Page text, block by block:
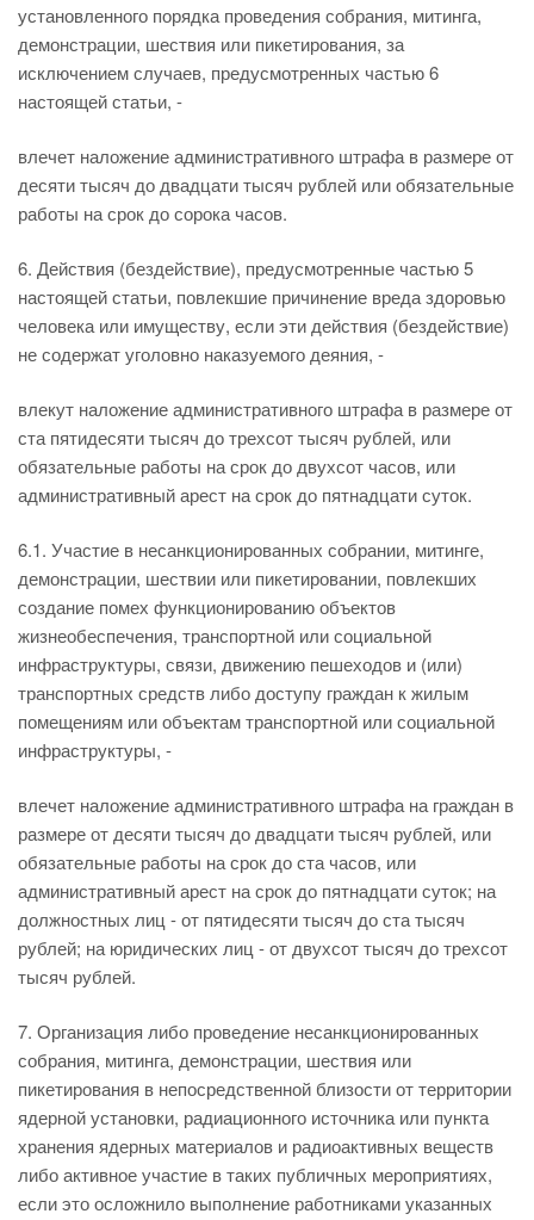
установленного порядка проведения собрания, митинга,
демонстрации, шествия или пикетирования, за
исключением случаев, предусмотренных частью 6
настоящей статьи, -
влечет наложение административного штрафа в размере от
десяти тысяч до двадцати тысяч рублей или обязательные
работы на срок до сорока часов.
6. Действия (бездействие), предусмотренные частью 5
настоящей статьи, повлекшие причинение вреда здоровью
человека или имуществу, если эти действия (бездействие)
не содержат уголовно наказуемого деяния, -
влекут наложение административного штрафа в размере от
ста пятидесяти тысяч до трехсот тысяч рублей, или
обязательные работы на срок до двухсот часов, или
административный арест на срок до пятнадцати суток.
6.1. Участие в несанкционированных собрании, митинге,
демонстрации, шествии или пикетировании, повлекших
создание помех функционированию объектов
жизнеобеспечения, транспортной или социальной
инфраструктуры, связи, движению пешеходов и (или)
транспортных средств либо доступу граждан к жилым
помещениям или объектам транспортной или социальной
инфраструктуры, -
влечет наложение административного штрафа на граждан в
размере от десяти тысяч до двадцати тысяч рублей, или
обязательные работы на срок до ста часов, или
административный арест на срок до пятнадцати суток; на
должностных лиц - от пятидесяти тысяч до ста тысяч
рублей; на юридических лиц - от двухсот тысяч до трехсот
тысяч рублей.
7. Организация либо проведение несанкционированных
собрания, митинга, демонстрации, шествия или
пикетирования в непосредственной близости от территории
ядерной установки, радиационного источника или пункта
хранения ядерных материалов и радиоактивных веществ
либо активное участие в таких публичных мероприятиях,
если это осложнило выполнение работниками указанных